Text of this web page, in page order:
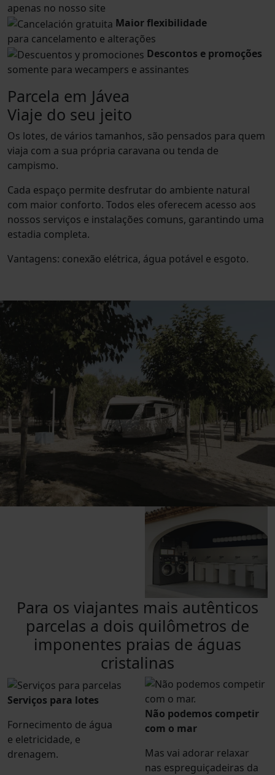
apenas no nosso site
Maior flexibilidade
para cancelamento e alterações
Descontos e promoções
somente para wecampers e assinantes
Parcela em Jávea
Viaje do seu jeito
Os lotes, de vários tamanhos, são pensados para quem
viaja com a sua própria caravana ou tenda de
campismo.
Cada espaço permite desfrutar do ambiente natural
com maior conforto. Todos eles oferecem acesso aos
nossos serviços e instalações comuns, garantindo uma
estadia completa.
Vantagens: conexão elétrica, água potável e esgoto.
Para os viajantes mais autênticos
parcelas a dois quilômetros de
imponentes praias de águas
cristalinas
Serviços para lotes
Fornecimento de água
e eletricidade, e
drenagem.
Não podemos competir
com o mar
Mas vai adorar relaxar
nas espreguiçadeiras da